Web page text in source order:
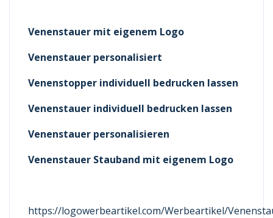
Venenstauer mit eigenem Logo
Venenstauer personalisiert
Venenstopper individuell bedrucken lassen
Venenstauer individuell bedrucken lassen
Venenstauer personalisieren
Venenstauer Stauband mit eigenem Logo
https://logowerbeartikel.com/Werbeartikel/